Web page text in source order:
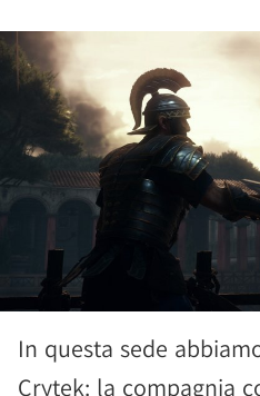
In questa sede
Crytek: la compagnia